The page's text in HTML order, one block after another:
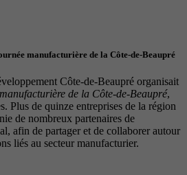
manufacturière de la Côte-de-Beaupré
Côte-de-Beaupré organisait
de la Côte-de-Beaupré,
Plus de quinze entreprises de la région
de nombreux partenaires de
afin de partager et de collaborer autour
liés au secteur manufacturier.